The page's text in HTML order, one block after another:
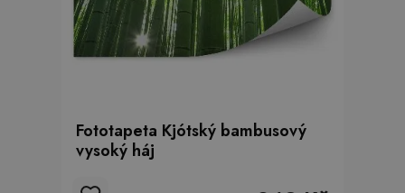
Fototapeta Kjótský bambusový
vysoký háj